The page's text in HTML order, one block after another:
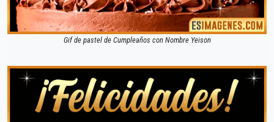
Gif de pastel de Cumpleaños con Nombre Yeison